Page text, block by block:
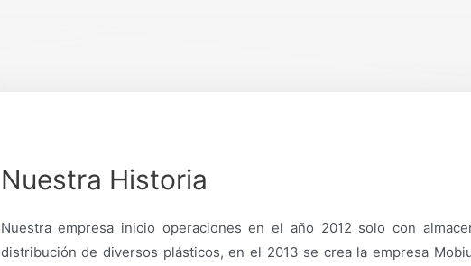
Nuestra Historia
Nuestra empresa inicio operaciones en el año 2012 solo con
distribución de diversos plásticos, en el 2013 se crea la empresa